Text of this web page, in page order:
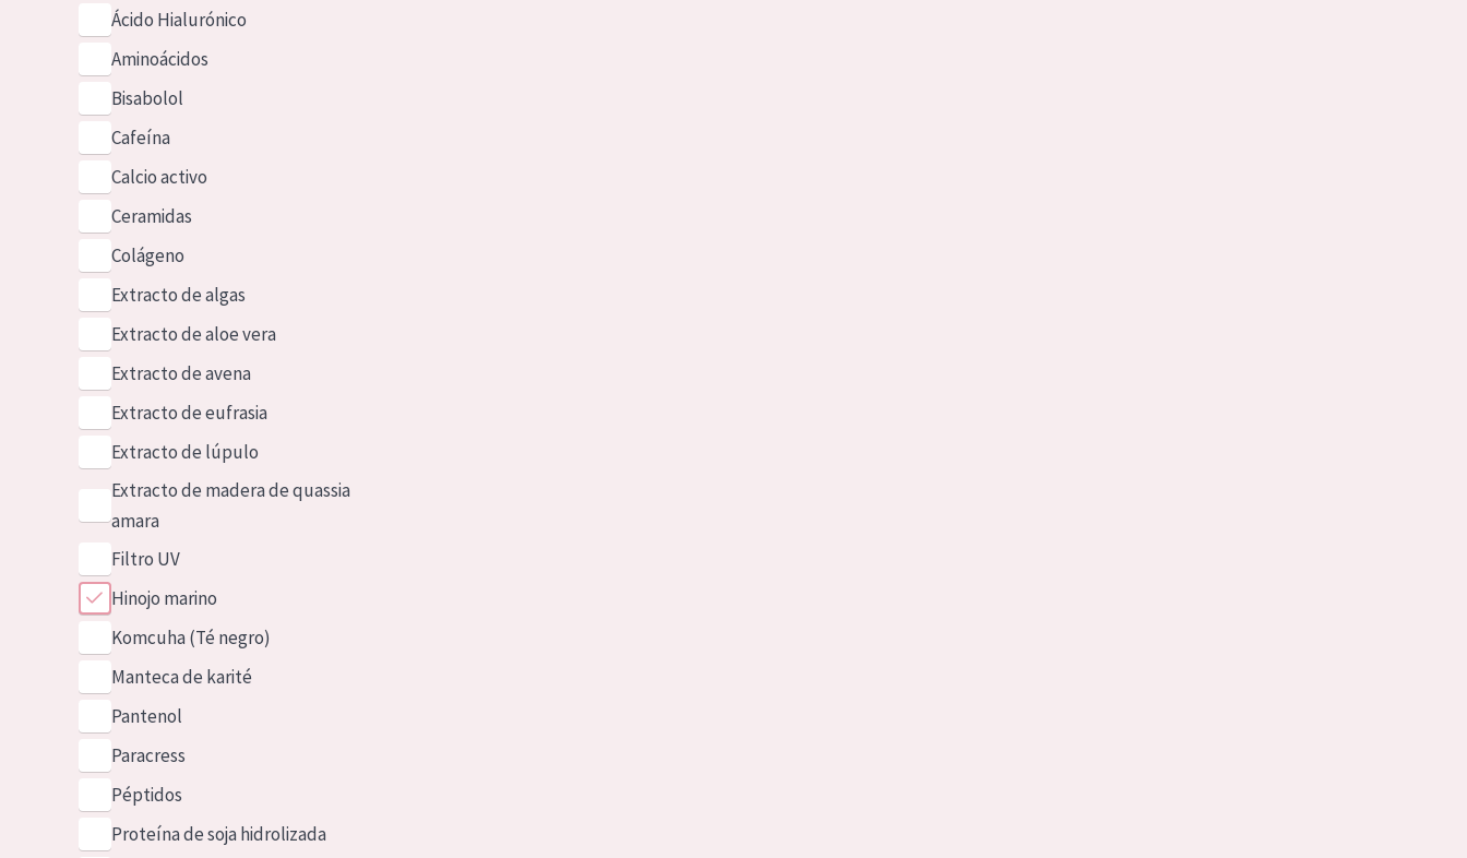
Ácido Hialurónico
Aminoácidos
Bisabolol
Cafeína
Calcio activo
Ceramidas
Colágeno
Extracto de algas
Extracto de aloe vera
Extracto de avena
Extracto de eufrasia
Extracto de lúpulo
Extracto de madera de quassia
amara
Filtro UV
Hinojo marino
Komcuha (Té negro)
Manteca de karité
Pantenol
Paracress
Péptidos
Proteína de soja hidrolizada